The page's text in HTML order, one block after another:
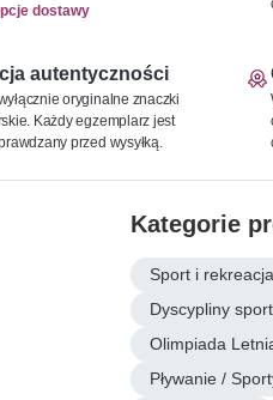
dostawy
autentyczności
oryginalne znaczki
Każdy egzemplarz jest
przed wysyłką.
Kategorie
Sport i rekreacja
Dyscypliny
Olimpiada
Pływanie /